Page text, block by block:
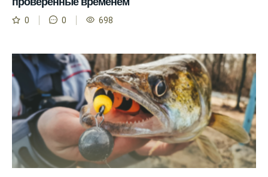
Сегодня у меня был успешный клев, и это
Прогноз клева на сайте всегда актуален и
помогает мне выбирать лучшие дни для
рыбалки в Москве и области.
Я скачал приложение и теперь всегда
знаю, когда клюет рыба.
Рыболовный клуб для любителей активной
ловли предоставляет точные прогнозы
клева.
0 0 698